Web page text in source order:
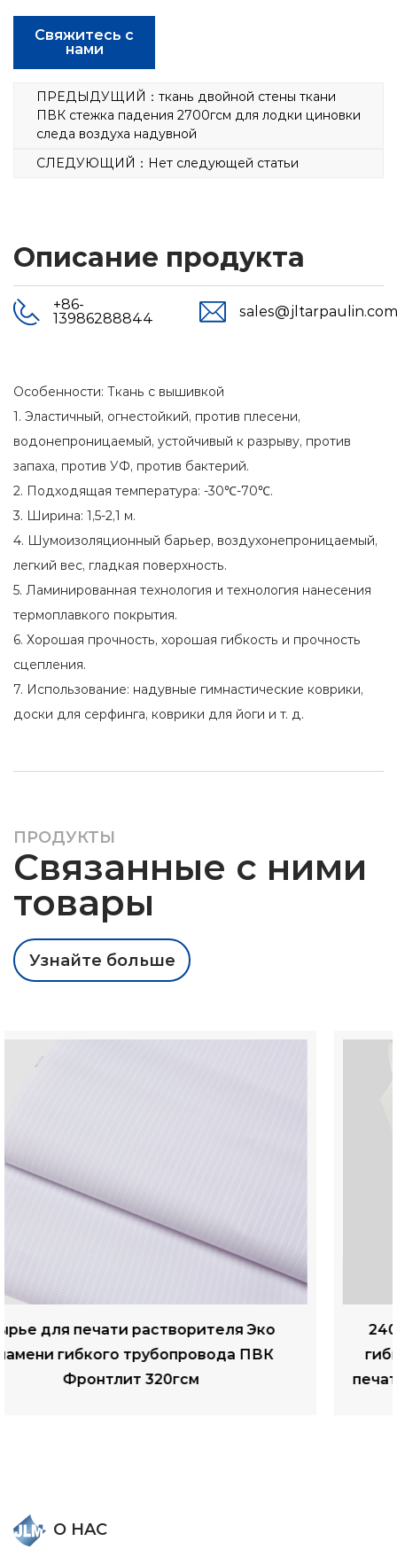
Свяжитесь с
нами
ПРЕДЫДУЩИЙ：ткань двойной стены ткани
ПВК стежка падения 2700гсм для лодки циновки
следа воздуха надувной
СЛЕДУЮЩИЙ：Нет следующей статьи
Описание продукта
+86-
13986288844
sales@jltarpaulin.com
Особенности: Ткань с вышивкой
1. Эластичный, огнестойкий, против плесени,
водонепроницаемый, устойчивый к разрыву, против
запаха, против УФ, против бактерий.
2. Подходящая температура: -30℃-70℃.
3. Ширина: 1,5-2,1 м.
4. Шумоизоляционный барьер, воздухонепроницаемый,
легкий вес, гладкая поверхность.
5. Ламинированная технология и технология нанесения
термоплавкого покрытия.
6. Хорошая прочность, хорошая гибкость и прочность
сцепления.
7. Использование: надувные гимнастические коврики,
доски для серфинга, коврики для йоги и т. д.
ПРОДУКТЫ
Связанные с ними
товары
Узнайте больше
240гсм ламинированный матовый ПВХ
гибкий баннер с подсветкой, цифровая
печать, материалы для наружной рекламы
О HAC